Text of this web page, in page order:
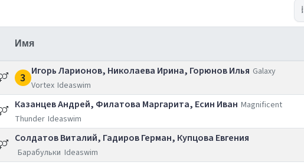
Имя
3 Игорь Ларионов, Николаева Ирина, Горюнов Илья Galaxy
Vortex Ideaswim
Казанцев Андрей, Филатова Маргарита, Есин Иван Magnificent
Thunder Ideaswim
Солдатов Виталий, Гадиров Герман, Купцова Евгения
Барабульки Ideaswim